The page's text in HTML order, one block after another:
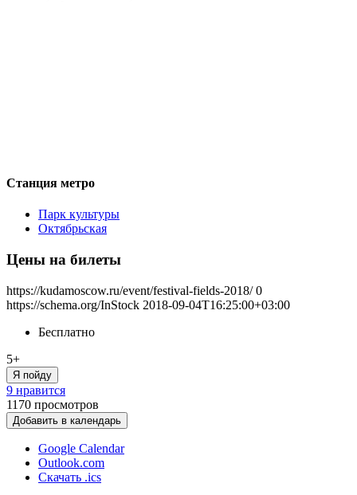
Станция метро
Парк культуры
Октябрьская
Цены на билеты
https://kudamoscow.ru/event/festival-fields-2018/ 0
https://schema.org/InStock 2018-09-04T16:25:00+03:00
Бесплатно
5+
Я пойду
9 нравится
1170 просмотров
Добавить в календарь
Google Calendar
Outlook.com
Скачать .ics